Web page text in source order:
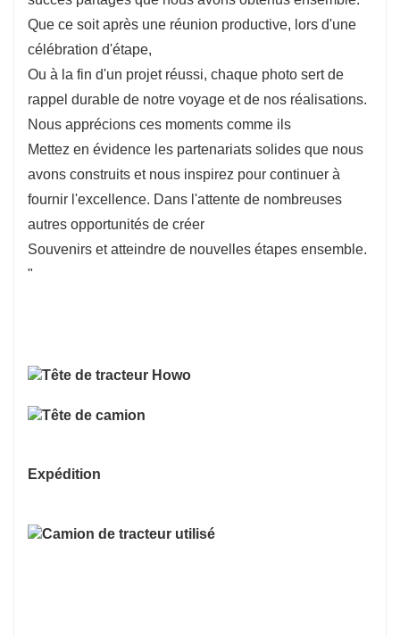
Que ce soit après une réunion productive, lors d'une
célébration d'étape,
Ou à la fin d'un projet réussi, chaque photo sert de
rappel durable de notre voyage et de nos réalisations.
Nous apprécions ces moments comme ils
Mettez en évidence les partenariats solides que nous
avons construits et nous inspirez pour continuer à
fournir l'excellence. Dans l'attente de nombreuses
autres opportunités de créer
Souvenirs et atteindre de nouvelles étapes ensemble.
"
Expédition